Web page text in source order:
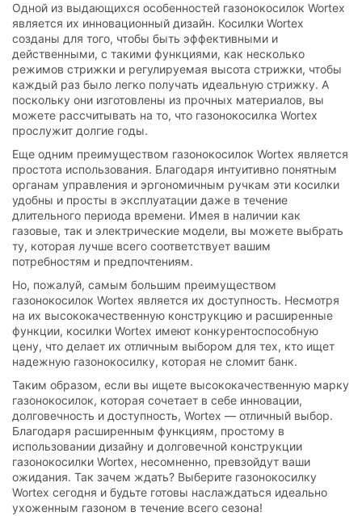
Одной из выдающихся особенностей газонокосилок Wortex
является их инновационный дизайн. Косилки Wortex
созданы для того, чтобы быть эффективными и
действенными, с такими функциями, как несколько
режимов стрижки и регулируемая высота стрижки, чтобы
каждый раз было легко получать идеальную стрижку. А
поскольку они изготовлены из прочных материалов, вы
можете рассчитывать на то, что газонокосилка Wortex
прослужит долгие годы.
Еще одним преимуществом газонокосилок Wortex является
простота использования. Благодаря интуитивно понятным
органам управления и эргономичным ручкам эти косилки
удобны и просты в эксплуатации даже в течение
длительного периода времени. Имея в наличии как
газовые, так и электрические модели, вы можете выбрать
ту, которая лучше всего соответствует вашим
потребностям и предпочтениям.
Но, пожалуй, самым большим преимуществом
газонокосилок Wortex является их доступность. Несмотря
на их высококачественную конструкцию и расширенные
функции, косилки Wortex имеют конкурентоспособную
цену, что делает их отличным выбором для тех, кто ищет
надежную газонокосилку, которая не сломит банк.
Таким образом, если вы ищете высококачественную марку
газонокосилок, которая сочетает в себе инновации,
долговечность и доступность, Wortex — отличный выбор.
Благодаря расширенным функциям, простому в
использовании дизайну и долговечной конструкции
газонокосилки Wortex, несомненно, превзойдут ваши
ожидания. Так зачем ждать? Выберите газонокосилку
Wortex сегодня и будьте готовы наслаждаться идеально
ухоженным газоном в течение всего сезона!